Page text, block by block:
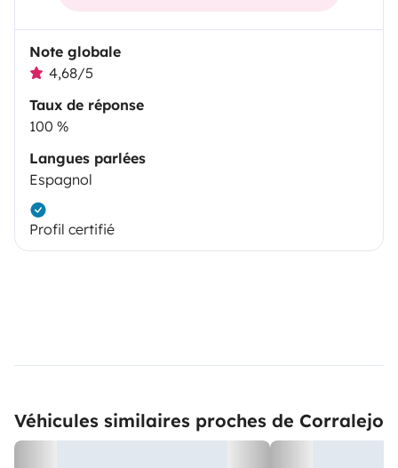
Note globale
4,68/5
Taux de réponse
100 %
Langues parlées
Espagnol
Profil certifié
Véhicules similaires proches de Corralejo